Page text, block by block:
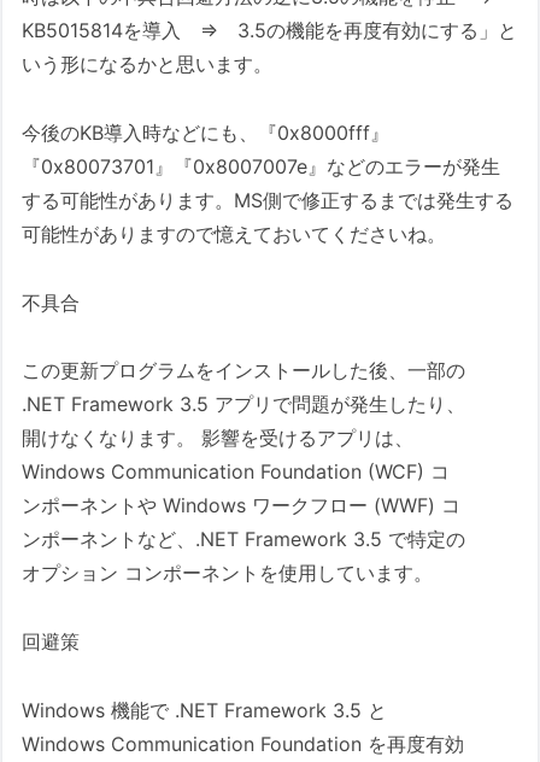
KB5015814を導入 ⇒ 3.5の機能を再度有効にする」と
いう形になるかと思います。
今後のKB導入時などにも、『0x8000fff』
『0x80073701』『0x8007007e』などのエラーが発生
する可能性があります。MS側で修正するまでは発生する
可能性がありますので憶えておいてくださいね。
不具合
この更新プログラムをインストールした後、一部の
.NET Framework 3.5 アプリで問題が発生したり、
開けなくなります。 影響を受けるアプリは、
Windows Communication Foundation (WCF) コ
ンポーネントや Windows ワークフロー (WWF) コ
ンポーネントなど、.NET Framework 3.5 で特定の
オプション コンポーネントを使用しています。
回避策
Windows 機能で .NET Framework 3.5 と
Windows Communication Foundation を再度有効